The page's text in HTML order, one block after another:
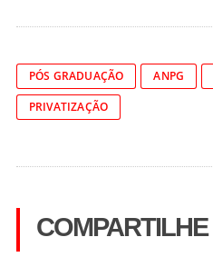
PÓS GRADUAÇÃO ANPG
PRIVATIZAÇÃO
COMPARTILHE